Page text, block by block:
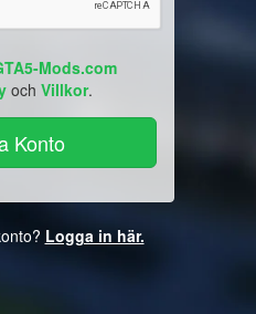
Mods.com
och Villkor.
Logga in här.